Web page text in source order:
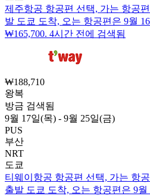
제주항공 항공편 선택, 가는 항공
발 도쿄 도착, 오는 항공편은 9월
₩165,700. 4시간 전에 검색됨
₩188,710
왕복
방금 검색됨
9월 17일(목) - 9월 25일(금)
PUS
부산
NRT
도쿄
티웨이항공 항공편 선택, 가는 항
출발 도쿄 도착, 오는 항공편은 9